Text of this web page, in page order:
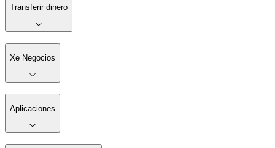
Transferir dinero
Xe Negocios
Aplicaciones